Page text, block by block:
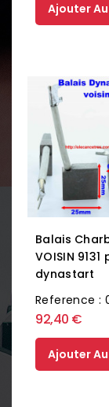
Ajouter
Balais
VOISIN 9131
dynastart
Reference :
92,40 €
Ajouter